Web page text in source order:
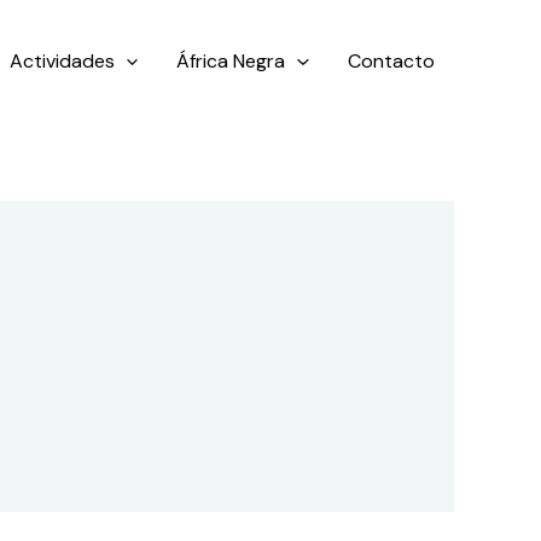
Actividades África Negra Contacto